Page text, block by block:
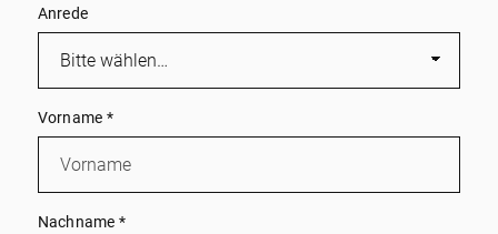
Anrede
Vorname *
Nachname *